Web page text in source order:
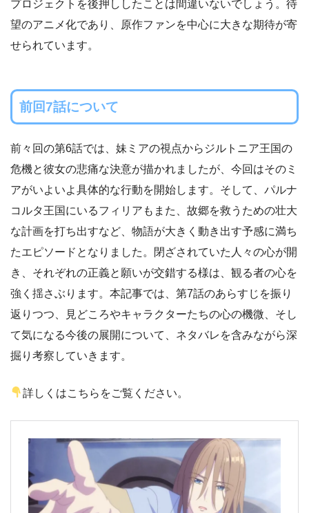
プロジェクトを後押ししたことは間違いないでしょう。待
望のアニメ化であり、原作ファンを中心に大きな期待が寄
せられています。
前回7話について
前々回の第6話では、妹ミアの視点からジルトニア王国の
危機と彼女の悲痛な決意が描かれましたが、今回はそのミ
アがいよいよ具体的な行動を開始します。そして、パルナ
コルタ王国にいるフィリアもまた、故郷を救うための壮大
な計画を打ち出すなど、物語が大きく動き出す予感に満ち
たエピソードとなりました。閉ざされていた人々の心が開
き、それぞれの正義と願いが交錯する様は、観る者の心を
強く揺さぶります。本記事では、第7話のあらすじを振り
返りつつ、見どころやキャラクターたちの心の機微、そし
て気になる今後の展開について、ネタバレを含みながら深
掘り考察していきます。
詳しくはこちらをご覧ください。